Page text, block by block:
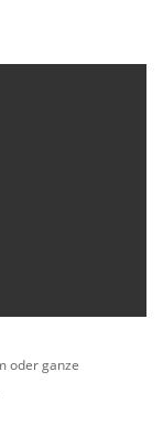
oder ganze